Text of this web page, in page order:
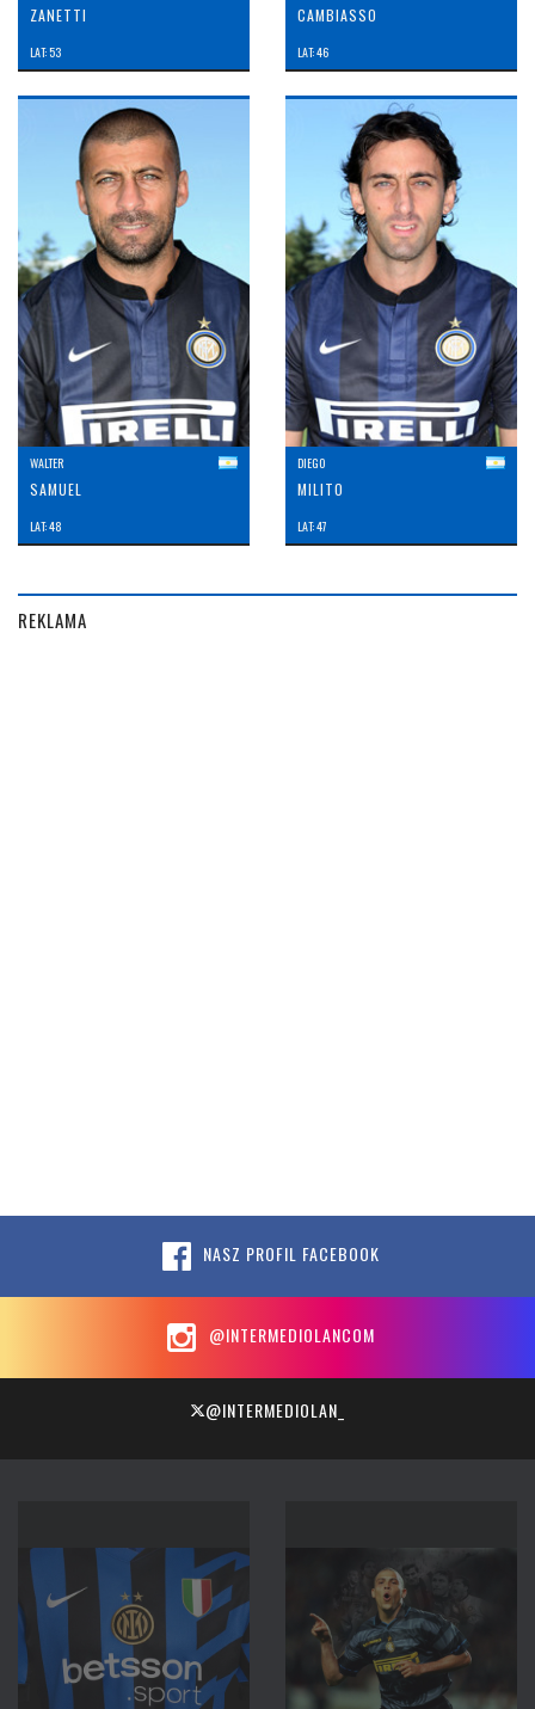
ZANETTI
LAT: 53
CAMBIASSO
LAT: 46
WALTER
SAMUEL
LAT: 48
DIEGO
MILITO
LAT: 47
REKLAMA
NASZ PROFIL FACEBOOK
@INTERMEDIOLANCOM
@INTERMEDIOLAN_